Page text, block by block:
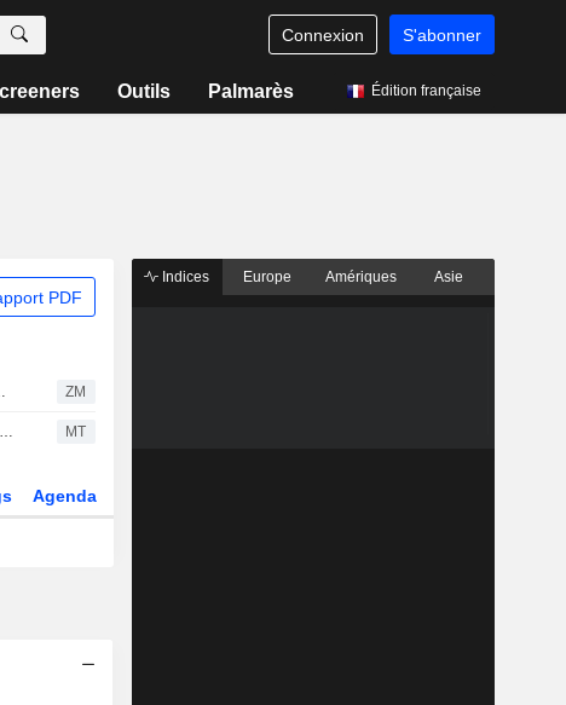
Connexion S'abonner
Outils Palmarès Édition française
PDF
Research ZM
L'accélération des recrutements chez Reece laisse présager une croissance des volumes, selon Jarden MT
Agenda
Indices Europe Amériques Asie